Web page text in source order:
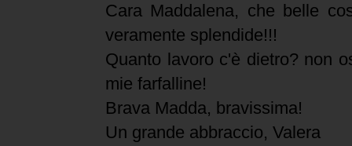
Cara Maddalena, che belle
veramente splendide!!!
Quanto lavoro c'è dietro? non
mie farfalline!
Brava Madda, bravissima!
Un grande abbraccio, Valera